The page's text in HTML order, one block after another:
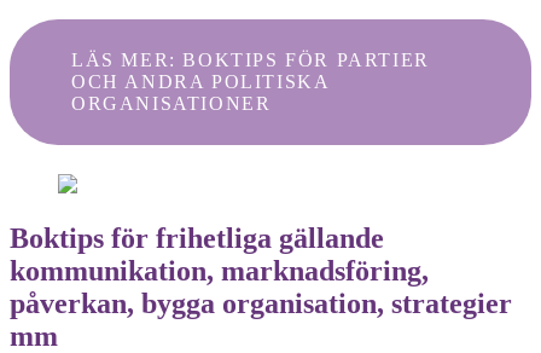
LÄS MER: BOKTIPS FÖR PARTIER
OCH ANDRA POLITISKA
ORGANISATIONER
Boktips för frihetliga gällande
kommunikation, marknadsföring,
påverkan, bygga organisation, strategier
mm